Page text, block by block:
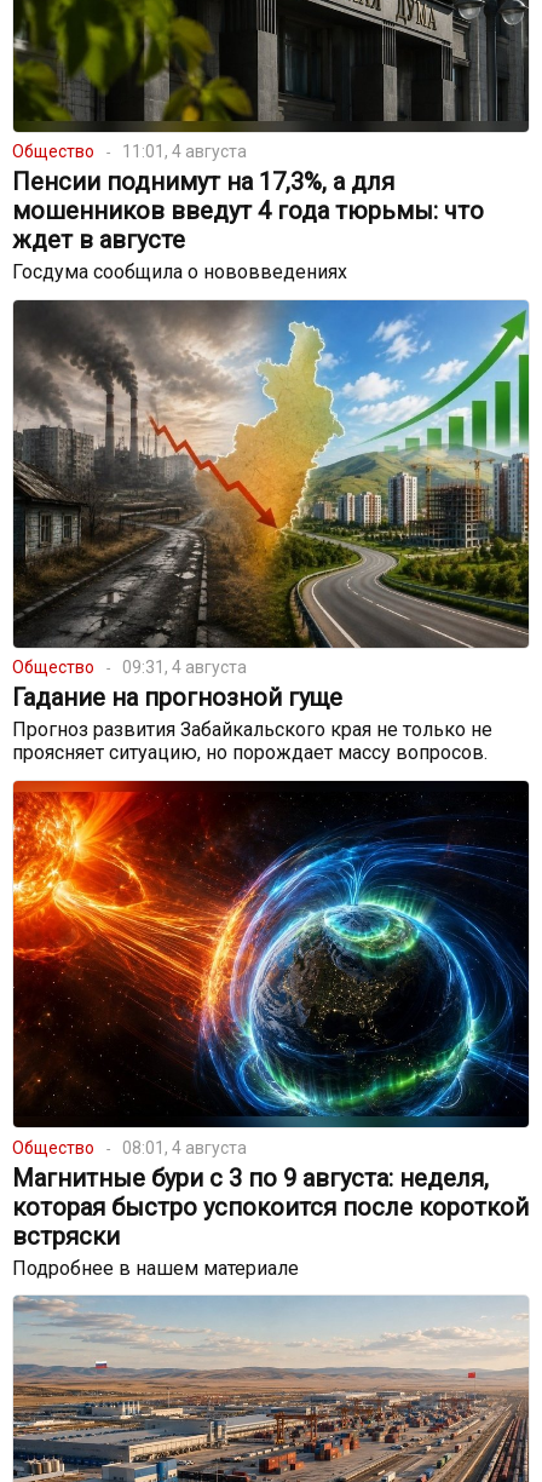
Общество 11:01, 4 августа
Пенсии поднимут на 17,3%, а для
мошенников введут 4 года тюрьмы: что
ждет в августе
Госдума сообщила о нововведениях
Общество 09:31, 4 августа
Гадание на прогнозной гуще
Прогноз развития Забайкальского края не только не
проясняет ситуацию, но порождает массу вопросов.
Общество 08:01, 4 августа
Магнитные бури с 3 по 9 августа: неделя,
которая быстро успокоится после короткой
встряски
Подробнее в нашем материале